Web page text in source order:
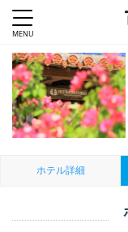
ホテル詳細